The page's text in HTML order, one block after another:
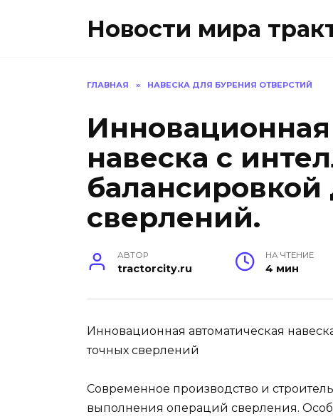
Новости мира
ГЛАВНАЯ » НАВЕСКА ДЛЯ БУРЕНИЯ ОТВЕРСТИЙ
навеска с
балансировкой
сверлений.
АВТОР
tractorcity.ru
НА ЧТЕНИЕ
4 мин
Инновационная автоматическая
точных сверлений
Современное производство и
выполнения операций сверления.